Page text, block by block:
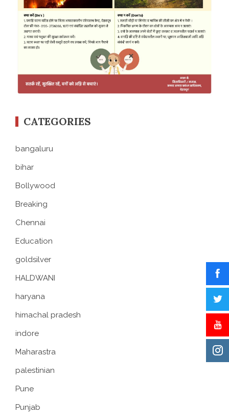
CATEGORIES
bangaluru
bihar
Bollywood
Breaking
Chennai
Education
goldsilver
HALDWANI
haryana
himachal pradesh
indore
Maharastra
palestinian
Pune
Punjab